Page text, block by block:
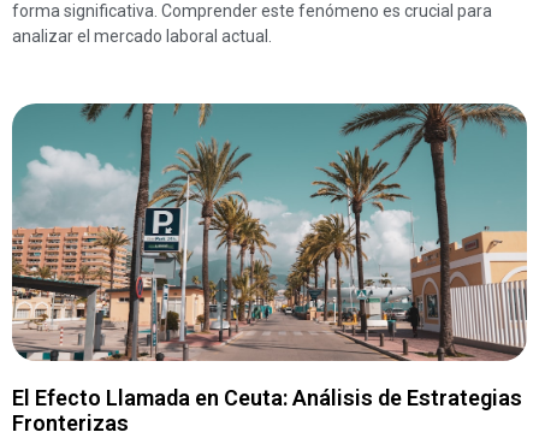
forma significativa. Comprender este fenómeno es crucial para
analizar el mercado laboral actual.
El Efecto Llamada en Ceuta: Análisis de Estrategias
Fronterizas